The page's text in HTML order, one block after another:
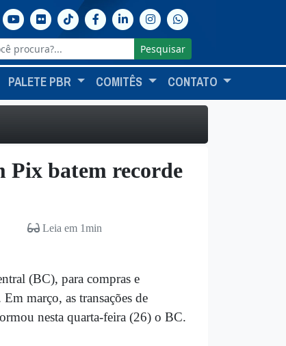
Pesquisar
PALETE PBR COMITÊS CONTATO
Pix batem recorde
Leia em 1min
(BC), para compras e
março, as transações de
nesta quarta-feira (26) o BC.